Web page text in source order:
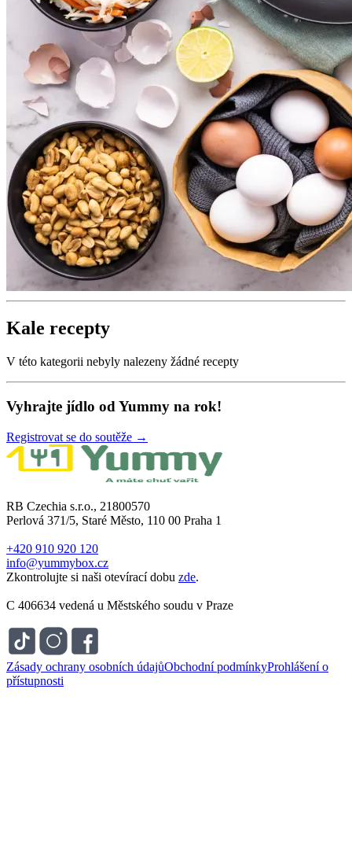
Kale recepty
V této kategorii nebyly nalezeny žádné recepty
Vyhrajte jídlo od Yummy na rok!
Registrovat se do soutěže →
RB Czechia s.r.o., 21800570
Perlová 371/5, Staré Město, 110 00 Praha 1
+420 910 920 120
info@yummybox.cz
Zkontrolujte si naši otevírací dobu zde.
C 406634 vedená u Městského soudu v Praze
Zásady ochrany osobních údajůObchodní podmínkyProhlášení o
přístupnosti